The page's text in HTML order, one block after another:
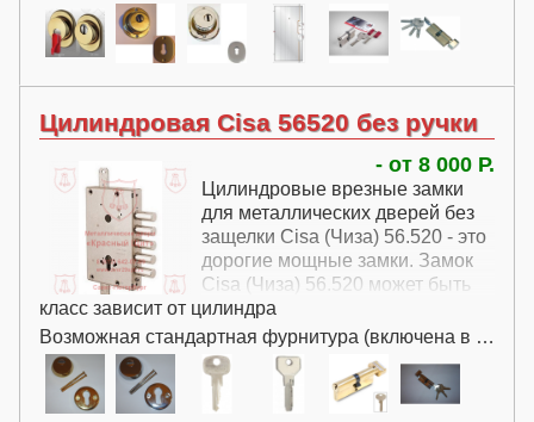
Цилиндровая Cisa 56520 без ручки
- от 8 000 Р.
Цилиндровые врезные замки
для металлических дверей без
защелки Cisa (Чиза) 56.520 - это
дорогие мощные замки. Замок
Cisa (Чиза) 56.520 может быть
установлен как в качестве
основного замка, так и в
качестве дополнительного.
класс зависит от цилиндра
Возможная стандартная фурнитура (включена в цену):